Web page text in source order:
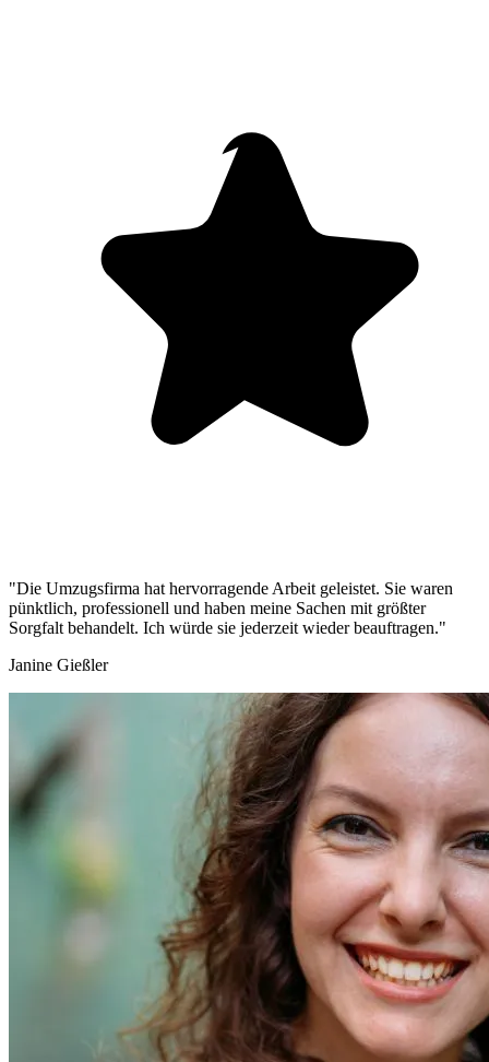
"Die Umzugsfirma hat hervorragende Arbeit geleistet. Sie waren
pünktlich, professionell und haben meine Sachen mit größter
Sorgfalt behandelt. Ich würde sie jederzeit wieder beauftragen."
Janine Gießler